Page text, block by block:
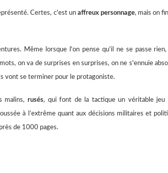
Certes, c'est un affreux personnage, mais on
Même lorsque l'on pense qu'il ne se passe
on va de surprises en surprises, on ne s'ennuie
vont se terminer pour le protagoniste.
malins, rusés, qui font de la tactique un véritable jeu
à l’extrême quant aux décisions militaires et
de 1000 pages.